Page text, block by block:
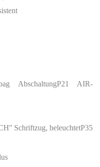
AbschaltungP21 AIR-
Schriftzug, beleuchtetP35